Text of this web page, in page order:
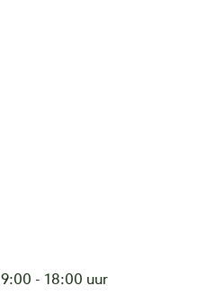
9:00 - 18:00 uur